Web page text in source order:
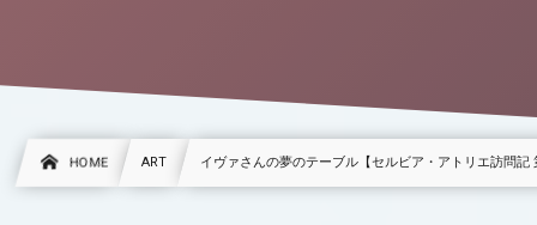
HOME ART イヴァさんの夢のテーブル【セルビア・アトリエ訪問記